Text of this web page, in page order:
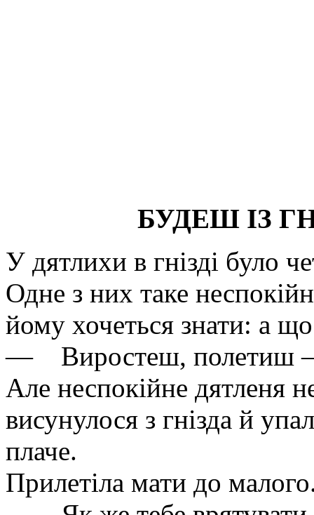
БУДЕШ ІЗ
У дятлихи в гнізді було
Одне з них таке
йому хочеться знати: а
— Виростеш, полетиш —
Але неспокійне дятленя
висунулося з гнізда й
плаче.
Прилетіла мати до